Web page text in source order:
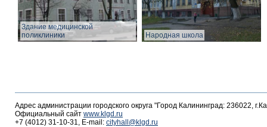
Здание медицинской
поликлиники
Народная школа
Адрес администрации городского округа "Город Калининград: 236022,
Официальный сайт www.klgd.ru
+7 (4012) 31-10-31, E-mail: cityhall@klgd.ru